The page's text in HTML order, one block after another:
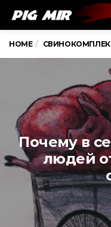
HOME
Почему в
людей